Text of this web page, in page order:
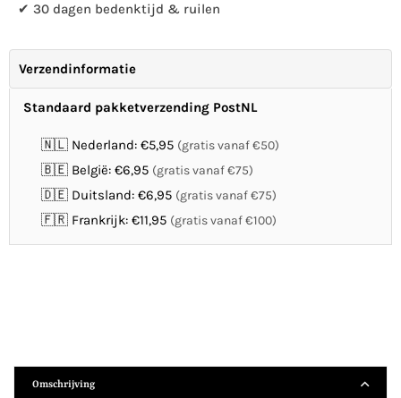
✔ 30 dagen bedenktijd & ruilen
Verzendinformatie
Standaard pakketverzending PostNL
🇳🇱 Nederland: €5,95 (gratis vanaf €50)
🇧🇪 België: €6,95 (gratis vanaf €75)
🇩🇪 Duitsland: €6,95 (gratis vanaf €75)
🇫🇷 Frankrijk: €11,95 (gratis vanaf €100)
Omschrijving